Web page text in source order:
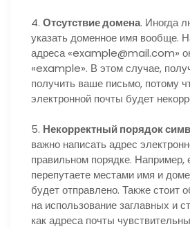
4. Отсутствие домена. Иногда
указать доменное имя вообще.
адреса «example@mail.com»
«example». В этом случае,
получить ваше письмо, потому
электронной почты будет
5. Некорректный порядок
важно написать адрес
правильном порядке. Например,
перепутаете местами имя и
будет отправлено. Также стоит
на использование заглавных и
как адреса почты